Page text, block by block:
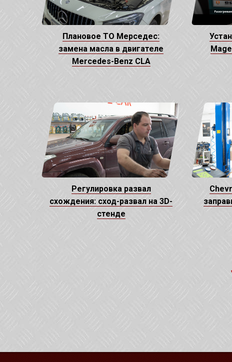
Плановое ТО Мерседес:
замена масла в двигателе
Mercedes-Benz CLA
Регулировка развал
схождения: сход-развал на 3D-
стенде